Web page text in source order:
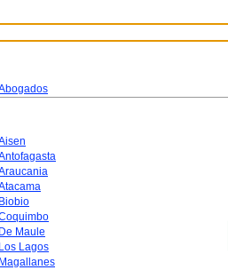
Biobio
De Maule
Los Lagos
Magallanes